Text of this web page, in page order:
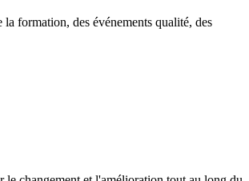
formation, des événements qualité, des